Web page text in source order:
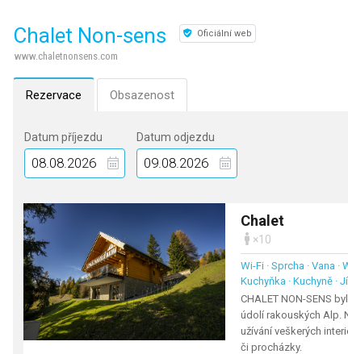
Chalet Non-sens Oficiální web
www.chaletnonsens.com
Rezervace Obsazenost
Datum příjezdu Datum odjezdu
Chalet
×10
Wi-Fi · Sprcha · Vana ·
Kuchyňka · Kuchyně ·
CHALET NON-SENS
údolí rakouských Alp.
užívání veškerých
či procházky.